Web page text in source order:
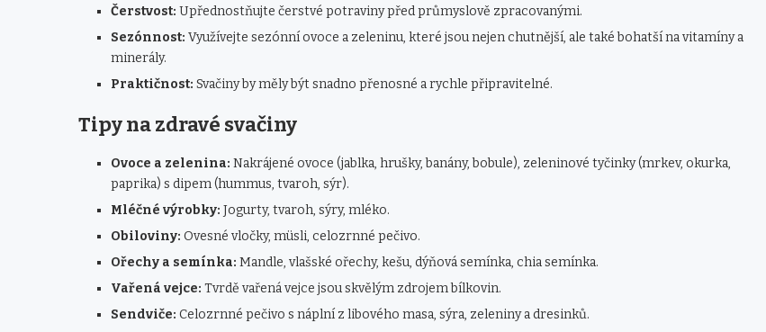
Čerstvost: Upřednostňujte čerstvé potraviny před průmyslově zpracovanými.
Sezónnost: Využívejte sezónní ovoce a zeleninu, které jsou nejen chutnější, ale také bohatší na vitamíny a
minerály.
Praktičnost: Svačiny by měly být snadno přenosné a rychle připravitelné.
Tipy na zdravé svačiny
Ovoce a zelenina: Nakrájené ovoce (jablka, hrušky, banány, bobule), zeleninové tyčinky (mrkev, okurka,
paprika) s dipem (hummus, tvaroh, sýr).
Mléčné výrobky: Jogurty, tvaroh, sýry, mléko.
Obiloviny: Ovesné vločky, müsli, celozrnné pečivo.
Ořechy a semínka: Mandle, vlašské ořechy, kešu, dýňová semínka, chia semínka.
Vařená vejce: Tvrdě vařená vejce jsou skvělým zdrojem bílkovin.
Sendviče: Celozrnné pečivo s náplní z libového masa, sýra, zeleniny a dresinků.